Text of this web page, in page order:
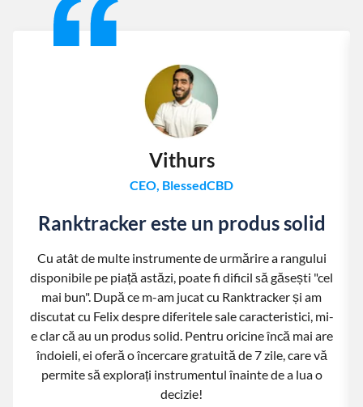
Vithurs
CEO, BlessedCBD
Ranktracker este un produs solid
Cu atât de multe instrumente de urmărire a rangului
disponibile pe piață astăzi, poate fi dificil să găsești "cel
mai bun". După ce m-am jucat cu Ranktracker și am
discutat cu Felix despre diferitele sale caracteristici, mi-
e clar că au un produs solid. Pentru oricine încă mai are
îndoieli, ei oferă o încercare gratuită de 7 zile, care vă
permite să explorați instrumentul înainte de a lua o
decizie!